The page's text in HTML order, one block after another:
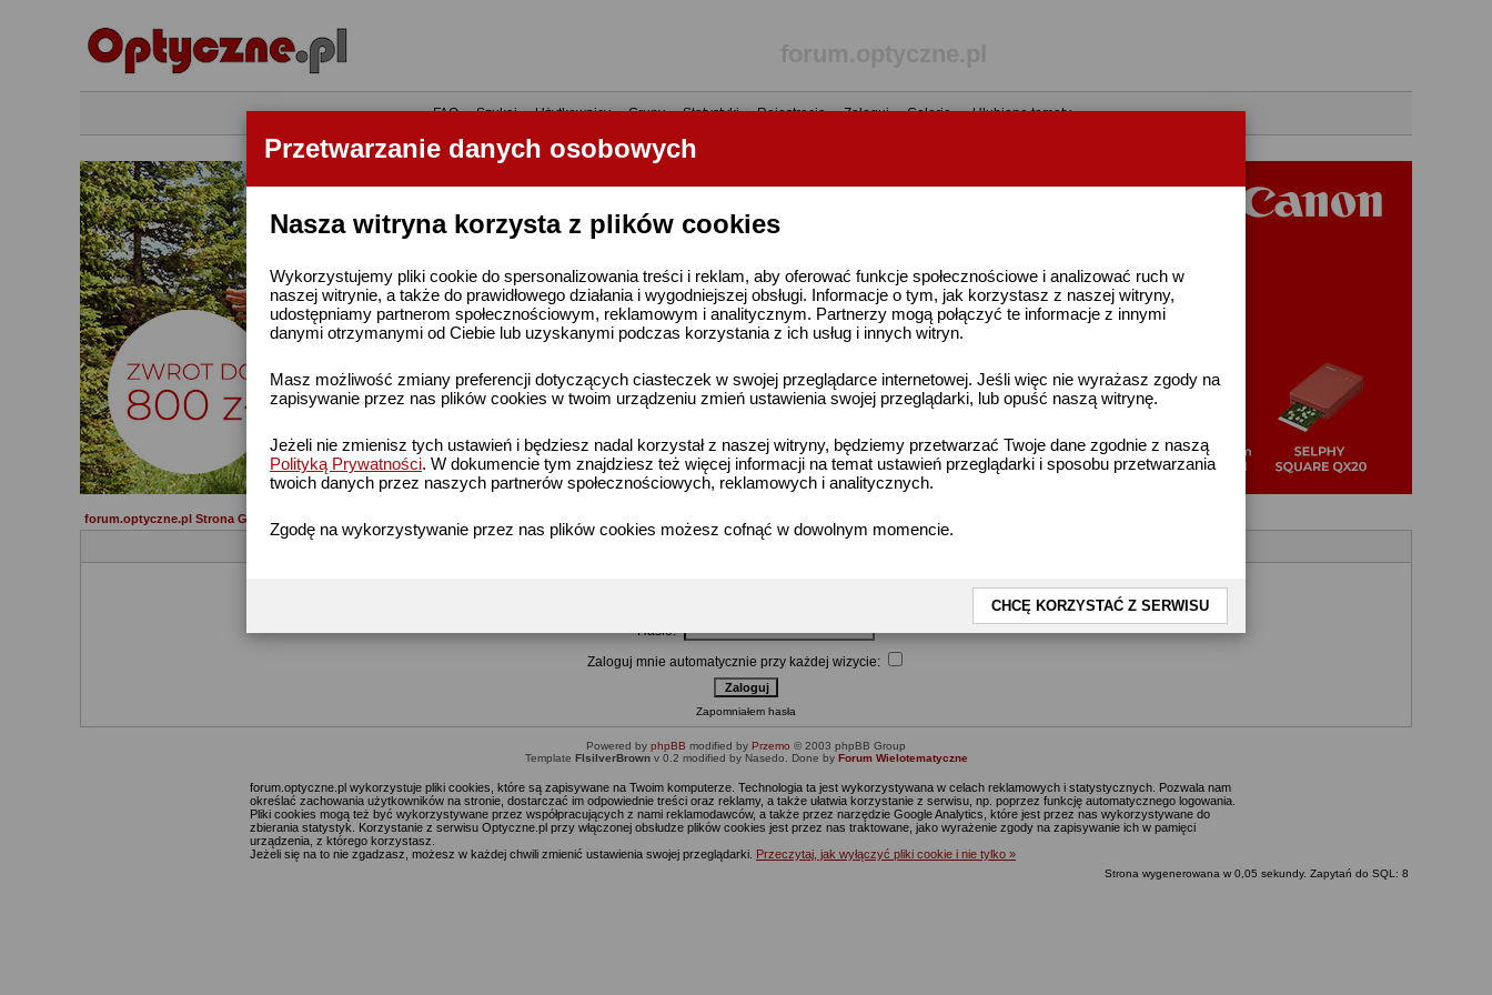
Przetwarzanie danych osobowych
Nasza witryna korzysta z plików cookies
Wykorzystujemy pliki cookie do spersonalizowania treści i reklam, aby oferować funkcje społecznościowe i analizować ruch w
naszej witrynie, a także do prawidłowego działania i wygodniejszej obsługi. Informacje o tym, jak korzystasz z naszej witryny,
udostępniamy partnerom społecznościowym, reklamowym i analitycznym. Partnerzy mogą połączyć te informacje z innymi
danymi otrzymanymi od Ciebie lub uzyskanymi podczas korzystania z ich usług i innych witryn.
Masz możliwość zmiany preferencji dotyczących ciasteczek w swojej przeglądarce internetowej. Jeśli więc nie wyrażasz zgody na
zapisywanie przez nas plików cookies w twoim urządzeniu zmień ustawienia swojej przeglądarki, lub opuść naszą witrynę.
Jeżeli nie zmienisz tych ustawień i będziesz nadal korzystał z naszej witryny, będziemy przetwarzać Twoje dane zgodnie z naszą
Polityką Prywatności. W dokumencie tym znajdziesz też więcej informacji na temat ustawień przeglądarki i sposobu przetwarzania
twoich danych przez naszych partnerów społecznościowych, reklamowych i analitycznych.
Zgodę na wykorzystywanie przez nas plików cookies możesz cofnąć w dowolnym momencie.
CHCĘ KORZYSTAĆ Z SERWISU
•FAQ•Szukaj•Użytkownicy•Grupy•Statystyki•Rejestracja•Zaloguj•Galerie• Ulubione tematy
forum.optyczne.pl Strona Główna
Hasło:
Zaloguj mnie automatycznie przy każdej wizycie:
Zapomniałem hasła
Powered by phpBB modified by Przemo © 2003 phpBB Group
Template FIsilverBrownv 0.2 modified by Nasedo. Done by Forum Wielotematyczne
forum.optyczne.pl wykorzystuje pliki cookies, które są zapisywane na Twoim komputerze. Technologia ta jest wykorzystywana w celach reklamowych i statystycznych. Pozwala nam
określać zachowania użytkowników na stronie, dostarczać im odpowiednie treści oraz reklamy, a także ułatwia korzystanie z serwisu, np. poprzez funkcję automatycznego logowania.
Pliki cookies mogą też być wykorzystywane przez współpracujących z nami reklamodawców, a także przez narzędzie Google Analytics, które jest przez nas wykorzystywane do
zbierania statystyk. Korzystanie z serwisu Optyczne.pl przy włączonej obsłudze plików cookies jest przez nas traktowane, jako wyrażenie zgody na zapisywanie ich w pamięci
urządzenia, z którego korzystasz.
Jeżeli się na to nie zgadzasz, możesz w każdej chwili zmienić ustawienia swojej przeglądarki. Przeczytaj, jak wyłączyć pliki cookie i nie tylko »
Strona wygenerowana w 0,05 sekundy. Zapytań do SQL: 8